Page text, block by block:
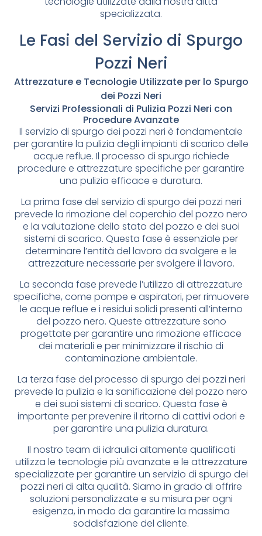
specializzata.
Le Fasi del Servizio di Spurgo
Pozzi Neri
Attrezzature e Tecnologie Utilizzate per lo Spurgo
dei Pozzi Neri
Servizi Professionali di Pulizia Pozzi Neri con
Procedure Avanzate
Il servizio di spurgo dei pozzi neri è fondamentale
per garantire la pulizia degli impianti di scarico delle
acque reflue. Il processo di spurgo richiede
procedure e attrezzature specifiche per garantire
una pulizia efficace e duratura.
La prima fase del servizio di spurgo dei pozzi neri
prevede la rimozione del coperchio del pozzo nero
e la valutazione dello stato del pozzo e dei suoi
sistemi di scarico. Questa fase è essenziale per
determinare l’entità del lavoro da svolgere e le
attrezzature necessarie per svolgere il lavoro.
La seconda fase prevede l’utilizzo di attrezzature
specifiche, come pompe e aspiratori, per rimuovere
le acque reflue e i residui solidi presenti all’interno
del pozzo nero. Queste attrezzature sono
progettate per garantire una rimozione efficace
dei materiali e per minimizzare il rischio di
contaminazione ambientale.
La terza fase del processo di spurgo dei pozzi neri
prevede la pulizia e la sanificazione del pozzo nero
e dei suoi sistemi di scarico. Questa fase è
importante per prevenire il ritorno di cattivi odori e
per garantire una pulizia duratura.
Il nostro team di idraulici altamente qualificati
utilizza le tecnologie più avanzate e le attrezzature
specializzate per garantire un servizio di spurgo dei
pozzi neri di alta qualità. Siamo in grado di offrire
soluzioni personalizzate e su misura per ogni
esigenza, in modo da garantire la massima
soddisfazione del cliente.